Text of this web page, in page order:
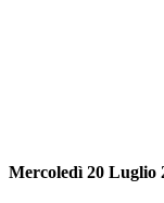
Mercoledì 20 Luglio